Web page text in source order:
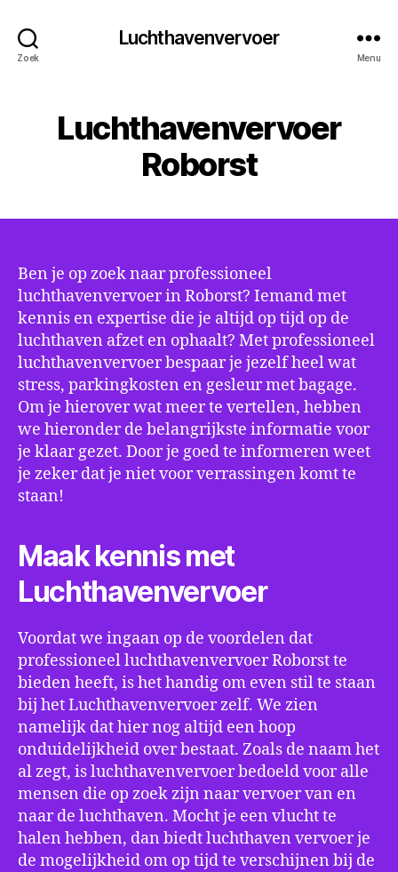
Zoek
Luchthavenvervoer
Menu
Luchthavenvervoer
Roborst
Ben je op zoek naar professioneel
luchthavenvervoer in Roborst? Iemand met
kennis en expertise die je altijd op tijd op de
luchthaven afzet en ophaalt? Met professioneel
luchthavenvervoer bespaar je jezelf heel wat
stress, parkingkosten en gesleur met bagage.
Om je hierover wat meer te vertellen, hebben
we hieronder de belangrijkste informatie voor
je klaar gezet. Door je goed te informeren weet
je zeker dat je niet voor verrassingen komt te
staan!
Maak kennis met
Luchthavenvervoer
Voordat we ingaan op de voordelen dat
professioneel luchthavenvervoer Roborst te
bieden heeft, is het handig om even stil te staan
bij het Luchthavenvervoer zelf. We zien
namelijk dat hier nog altijd een hoop
onduidelijkheid over bestaat. Zoals de naam het
al zegt, is luchthavenvervoer bedoeld voor alle
mensen die op zoek zijn naar vervoer van en
naar de luchthaven. Mocht je een vlucht te
halen hebben, dan biedt luchthaven vervoer je
de mogelijkheid om op tijd te verschijnen bij de